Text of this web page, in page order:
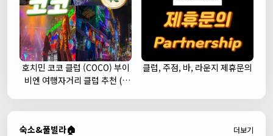
호치민 코코 클럽 (COCO) 부이
비엔 여행자거리 클럽 추천 (1
클럽, 주점, 바, 라운지 제휴문의
숙소&풀빌라🏠 더보기